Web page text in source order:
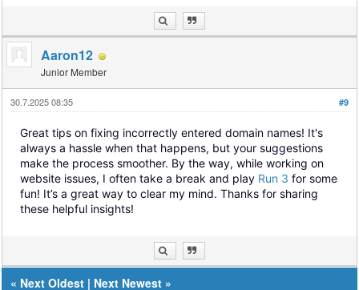
Aaron12
Junior Member
#9
30.7.2025 08:35
Great tips on fixing incorrectly entered domain names! It's
always a hassle when that happens, but your suggestions
make the process smoother. By the way, while working on
website issues, I often take a break and play Run 3 for some
fun! It’s a great way to clear my mind. Thanks for sharing
these helpful insights!
« Next Oldest | Next Newest »